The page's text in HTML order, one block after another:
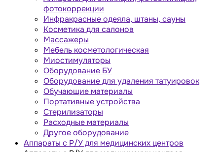
фотокоррекции
Инфракрасные одеяла, штаны, сауны
Косметика для салонов
Массажеры
Мебель косметологическая
Миостимуляторы
Оборудование БУ
Оборудование для удаления татуировок
Обучающие материалы
Портативные устройства
Стерилизаторы
Расходные материалы
Другое оборудование
Аппараты с Р/У для медицинских центров